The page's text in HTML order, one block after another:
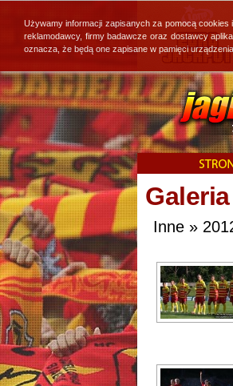
Galeria
Inne »
Używamy informacji zapisanych za pomocą
reklamodawcy, firmy badawcze oraz dostawcy
oznacza, że będą one zapisane w pamięci